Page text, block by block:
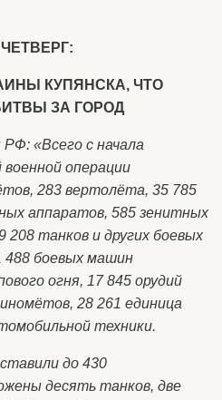
КУПЯНСКА, ЧТО
ЗА ГОРОД
«Всего с начала
военной операции
283 вертолёта, 35 785
аппаратов, 585 зенитных
208 танков и других боевых
488 боевых машин
огня, 17 845 орудий
28 261 единица
техники.
до 430
десять танков, две